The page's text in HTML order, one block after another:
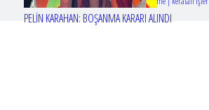
PELİN KARAHAN: BOŞANMA KARARI ALINDI